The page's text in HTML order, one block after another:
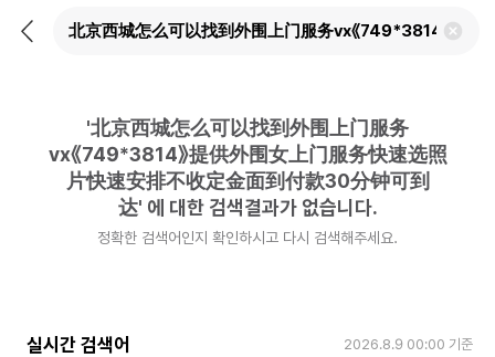
뒤
검
'北京西城怎么可以找到外围上门服务
vx《749*3814》提供外围女上门服务快速选照
片快速安排不收定金面到付款30分钟可到
达' 에 대한 검색결과가 없습니다.
정확한 검색어인지 확인하시고 다시 검색해주세요.
실시간 검색어 2026.8.9 00:00 기준